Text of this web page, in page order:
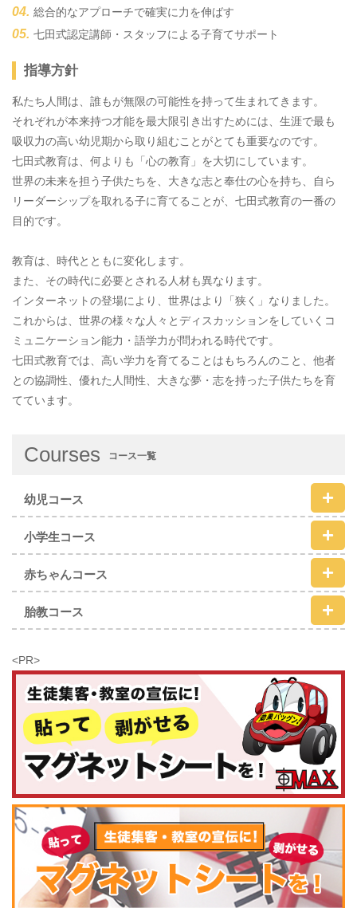
総合的なアプローチで確実に力を伸ばす
七田式認定講師・スタッフによる子育てサポート
指導方針
私たち人間は、誰もが無限の可能性を持って生まれてきます。
それぞれが本来持つ才能を最大限引き出すためには、生涯で最も
吸収力の高い幼児期から取り組むことがとても重要なのです。
七田式教育は、何よりも「心の教育」を大切にしています。
世界の未来を担う子供たちを、大きな志と奉仕の心を持ち、自ら
リーダーシップを取れる子に育てることが、七田式教育の一番の
目的です。
教育は、時代とともに変化します。
また、その時代に必要とされる人材も異なります。
インターネットの登場により、世界はより「狭く」なりました。
これからは、世界の様々な人々とディスカッションをしていくコ
ミュニケーション能力・語学力が問われる時代です。
七田式教育では、高い学力を育てることはもちろんのこと、他者
との協調性、優れた人間性、大きな夢・志を持った子供たちを育
てています。
Courses コース一覧
幼児コース
小学生コース
赤ちゃんコース
胎教コース
<PR>